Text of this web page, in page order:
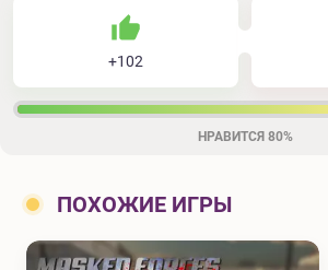
+102
Нравится
НРАВИТСЯ 80%
ПОХОЖИЕ ИГРЫ